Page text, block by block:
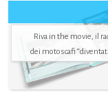
Riva in the movie, il
dei motoscafi